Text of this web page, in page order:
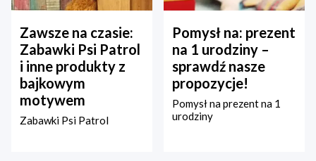
Zawsze na czasie:
Zabawki Psi Patrol
i inne produkty z
bajkowym
motywem
Zabawki Psi Patrol
Pomysł na: prezent
na 1 urodziny –
sprawdź nasze
propozycje!
Pomysł na prezent na 1
urodziny